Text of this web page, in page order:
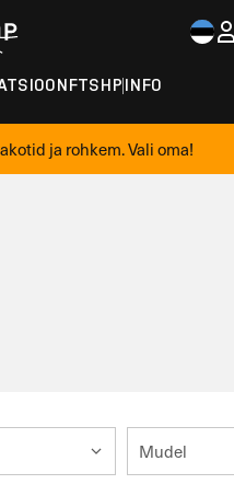
FTSHP INFO
ja rohkem. Vali oma!
Mudel